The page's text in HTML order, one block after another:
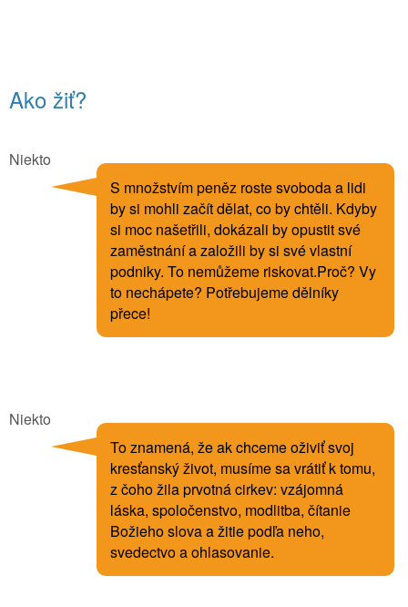
Ako žiť?
Niekto
S množstvím peněz roste svoboda a lidi
by si mohli začít dělat, co by chtěli. Kdyby
si moc našetřili, dokázali by opustit své
zaměstnání a založili by si své vlastní
podniky. To nemůžeme riskovat.Proč? Vy
to nechápete? Potřebujeme dělníky
přece!
Niekto
To znamená, že ak chceme oživiť svoj
kresťanský život, musíme sa vrátiť k tomu,
z čoho žila prvotná cirkev: vzájomná
láska, spoločenstvo, modlitba, čítanie
Božieho slova a žitie podľa neho,
svedectvo a ohlasovanie.